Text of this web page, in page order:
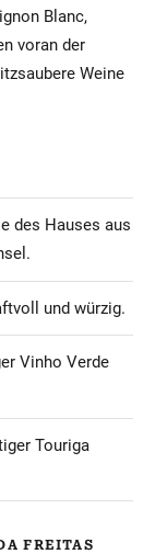
Blanc,
voran der
Weine
des Hauses aus
und würzig.
Vinho Verde
Touriga
FREITAS